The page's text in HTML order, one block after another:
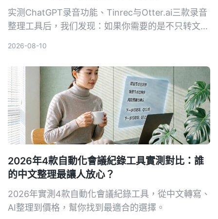
实测ChatGPT录音功能、Tinrec与Otter.ai三款录音
整理工具后，我们发现：如果你需要的是不只转文
2026-08-10
2026年4款自動化會議紀錄工具實測對比：誰
的中文整理最讓人放心？
2026年實測4款自動化會議紀錄工具，從中文轉寫、
AI整理到價格，幫你找到最適合的選擇。